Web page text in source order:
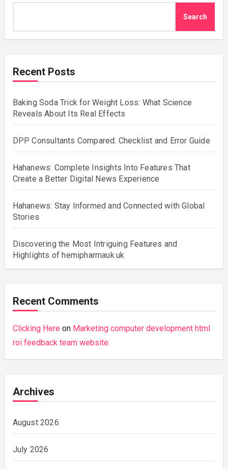
Search
Recent Posts
Baking Soda Trick for Weight Loss: What Science
Reveals About Its Real Effects
DPP Consultants Compared: Checklist and Error Guide
Hahanews: Complete Insights Into Features That
Create a Better Digital News Experience
Hahanews: Stay Informed and Connected with Global
Stories
Discovering the Most Intriguing Features and
Highlights of hemipharmauk.uk
Recent Comments
Clicking Here on Marketing computer development html
roi feedback team website.
Archives
August 2026
July 2026